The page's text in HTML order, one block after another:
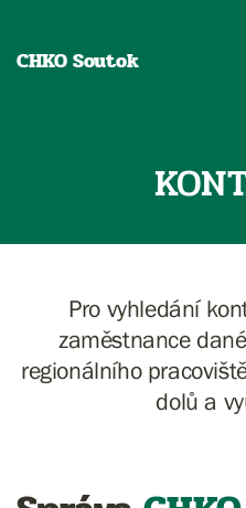
CHKO Soutok
Pro vyhledání
zaměstnance
regionálního
dolů a